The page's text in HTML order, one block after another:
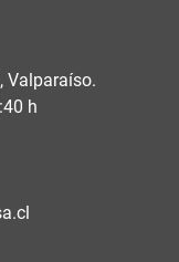
Valparaíso.
h